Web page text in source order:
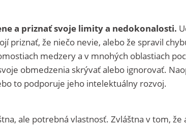
a priznať svoje limity a nedokonalosti.
priznať, že niečo nevie, alebo že spravil
medzery a v mnohých oblastiach
obmedzenia skrývať alebo ignorovať.
to podporuje jeho intelektuálny rozvoj.
ale potrebná vlastnosť. Zvláštna v tom, že